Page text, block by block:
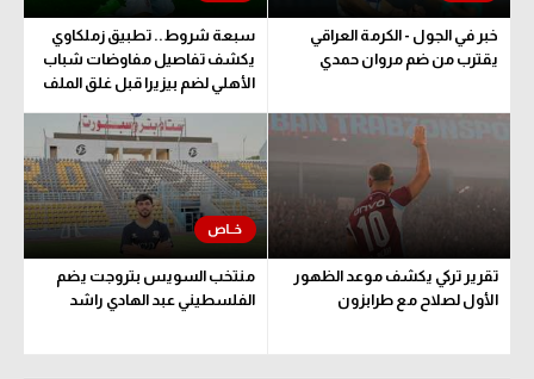
خبر في الجول - الكرمة العراقي
يقترب من ضم مروان حمدي
سبعة شروط.. تطبيق زملكاوي
يكشف تفاصيل مفاوضات شباب
الأهلي لضم بيزيرا قبل غلق الملف
تقرير تركي يكشف موعد الظهور
الأول لصلاح مع طرابزون
منتخب السويس بتروجت يضم
الفلسطيني عبد الهادي راشد